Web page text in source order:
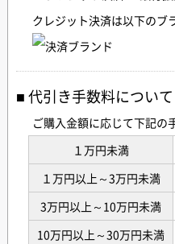
クレジット決済は以下のブ
代引き手数料について
ご購入金額に応じて下記の
１万円未満
１万円以上～3万円未満
3万円以上～10万円未満
10万円以上～30万円未満